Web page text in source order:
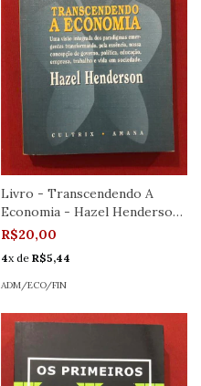
Livro - Transcendendo A
Economia - Hazel Henderson
- Editora Cultrix
R$20,00
4x de R$5,44
ADM/ECO/FIN